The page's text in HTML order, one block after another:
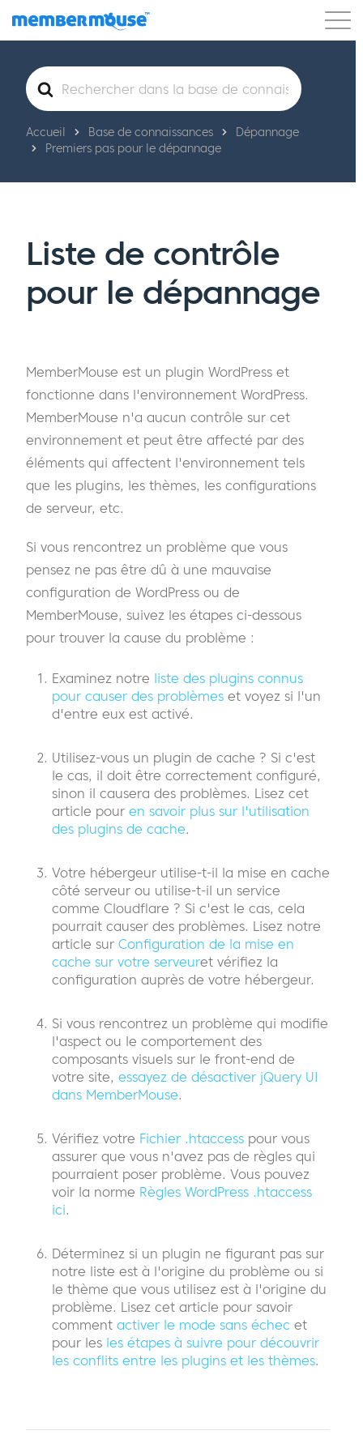
Caractéristiques Clients Tarification
Commencer
Rechercher
Accueil Base de connaissances
Dépannage
Premiers pas pour le dépannage
Liste de contrôle
pour le dépannage
MemberMouse est un plugin WordPress et
fonctionne dans l'environnement WordPress.
MemberMouse n'a aucun contrôle sur cet
environnement et peut être affecté par des
éléments qui affectent l'environnement tels
que les plugins, les thèmes, les configurations
de serveur, etc.
Si vous rencontrez un problème que vous
pensez ne pas être dû à une mauvaise
configuration de WordPress ou de
MemberMouse, suivez les étapes ci-dessous
pour trouver la cause du problème :
Examinez notre liste des plugins connus
pour causer des problèmes et voyez si l'un
d'entre eux est activé.
Utilisez-vous un plugin de cache ? Si c'est
le cas, il doit être correctement configuré,
sinon il causera des problèmes. Lisez cet
article pour en savoir plus sur l'utilisation
des plugins de cache.
Votre hébergeur utilise-t-il la mise en cache
côté serveur ou utilise-t-il un service
comme Cloudflare ? Si c'est le cas, cela
pourrait causer des problèmes. Lisez notre
article sur Configuration de la mise en
cache sur votre serveuret vérifiez la
configuration auprès de votre hébergeur.
Si vous rencontrez un problème qui modifie
l'aspect ou le comportement des
composants visuels sur le front-end de
votre site, essayez de désactiver jQuery UI
dans MemberMouse.
Vérifiez votre Fichier .htaccess pour vous
assurer que vous n'avez pas de règles qui
pourraient poser problème. Vous pouvez
voir la norme Règles WordPress .htaccess
ici.
Déterminez si un plugin ne figurant pas sur
notre liste est à l'origine du problème ou si
le thème que vous utilisez est à l'origine du
problème. Lisez cet article pour savoir
comment activer le mode sans échec et
pour les les étapes à suivre pour découvrir
les conflits entre les plugins et les thèmes.